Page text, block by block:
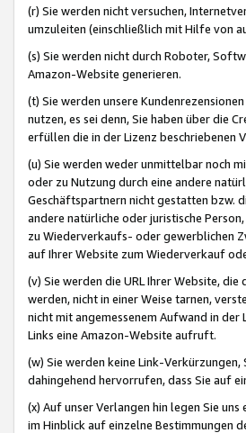
(r) Sie werden nicht versuchen,
umzuleiten (einschließlich mit Hilfe von
(s) Sie werden nicht durch Roboter,
Amazon-Website generieren.
(t) Sie werden unsere
nutzen, es sei denn, Sie haben über die
erfüllen die in der Lizenz beschriebenen
(u) Sie werden weder unmittelbar noch
oder zu Nutzung durch eine andere
Geschäftspartnern nicht gestatten bzw.
andere natürliche oder juristische
zu Wiederverkaufs- oder gewerblichen
auf Ihrer Website zum Wiederverkauf
(v) Sie werden die URL Ihrer Website,
werden, nicht in einer Weise tarnen,
nicht mit angemessenem Aufwand in der
Links eine Amazon-Website aufruft.
(w) Sie werden keine Link-
dahingehend hervorrufen, dass Sie auf
(x) Auf unser Verlangen hin legen Sie
im Hinblick auf einzelne Bestimmungen